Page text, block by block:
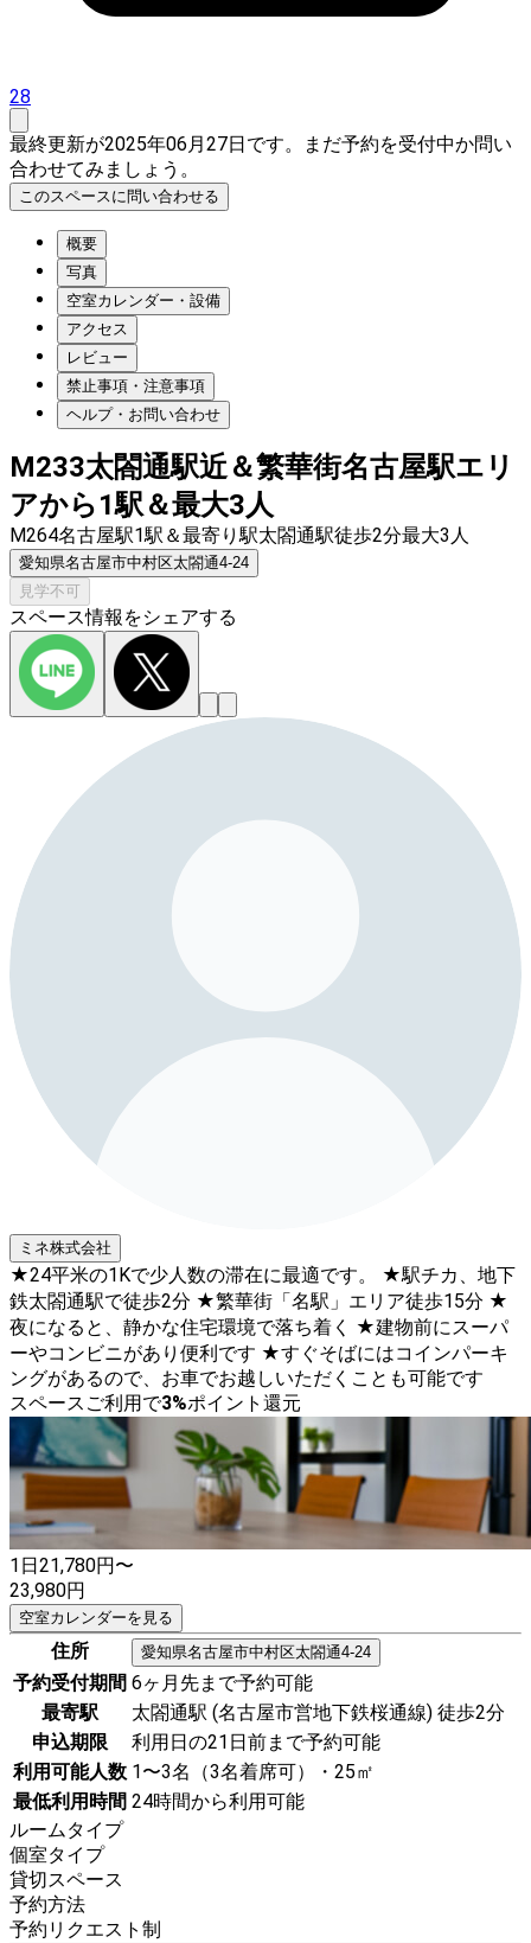
28
最終更新が2025年06月27日です。まだ予約を受付中か問い
合わせてみましょう。
このスペースに問い合わせる
概要
写真
空室カレンダー・設備
アクセス
レビュー
禁止事項・注意事項
ヘルプ・お問い合わせ
M233太閤通駅近＆繁華街名古屋駅エリ
アから1駅＆最大3人
M264名古屋駅1駅＆最寄り駅太閤通駅徒歩2分最大3人
愛知県名古屋市中村区太閤通4-24
見学不可
スペース情報をシェアする
ミネ株式会社
★24平米の1Kで少人数の滞在に最適です。 ★駅チカ、地下
鉄太閤通駅で徒歩2分 ★繁華街「名駅」エリア徒歩15分 ★
夜になると、静かな住宅環境で落ち着く ★建物前にスーパ
ーやコンビニがあり便利です ★すぐそばにはコインパーキ
ングがあるので、お車でお越しいただくことも可能です
スペースご利用で3%ポイント還元
1日21,780円〜
23,980円
空室カレンダーを見る
住所 愛知県名古屋市中村区太閤通4-24
予約受付期間 6ヶ月先まで予約可能
最寄駅
太閤通駅 (名古屋市営地下鉄桜通線) 徒歩2分
申込期限
利用日の21日前まで予約可能
利用可能人数 1〜3名（3名着席可）・25㎡
最低利用時間 24時間から利用可能
ルームタイプ
個室タイプ
貸切スペース
予約方法
予約リクエスト制